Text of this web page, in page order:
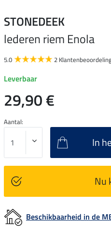
STONEDEEK
lederen riem Enola
5.0 2
Leverbaar
29,90 €
Aantal:
In
Nu
Beschikbaarheid in de